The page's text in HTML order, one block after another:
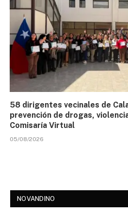
58 dirigentes vecinales de
prevención de drogas,
Comisaría Virtual
05/08/2026
NOVANDINO